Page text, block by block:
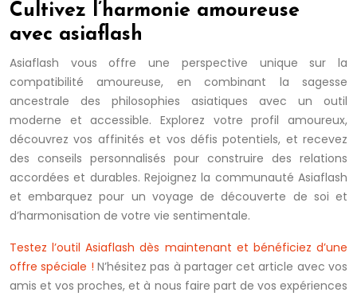
Cultivez l’harmonie amoureuse
avec asiaflash
Asiaflash vous offre une perspective unique sur la
compatibilité amoureuse, en combinant la sagesse
ancestrale des philosophies asiatiques avec un outil
moderne et accessible. Explorez votre profil amoureux,
découvrez vos affinités et vos défis potentiels, et recevez
des conseils personnalisés pour construire des relations
accordées et durables. Rejoignez la communauté Asiaflash
et embarquez pour un voyage de découverte de soi et
d’harmonisation de votre vie sentimentale.
Testez l’outil Asiaflash dès maintenant et bénéficiez d’une
offre spéciale ! N’hésitez pas à partager cet article avec vos
amis et vos proches, et à nous faire part de vos expériences